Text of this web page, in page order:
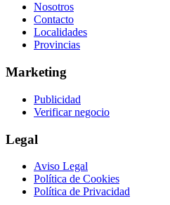
Nosotros
Contacto
Localidades
Provincias
Marketing
Publicidad
Verificar negocio
Legal
Aviso Legal
Política de Cookies
Política de Privacidad